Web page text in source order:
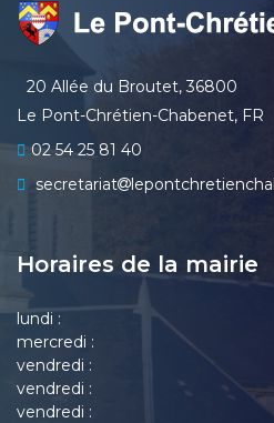
20 Allée du Broutet, 36800
Le Pont-Chrétien-Chabenet, FR
02 54 25 81 40
secretariat
Horaires de la mairie
lundi :
mercredi :
vendredi :
vendredi :
vendredi :